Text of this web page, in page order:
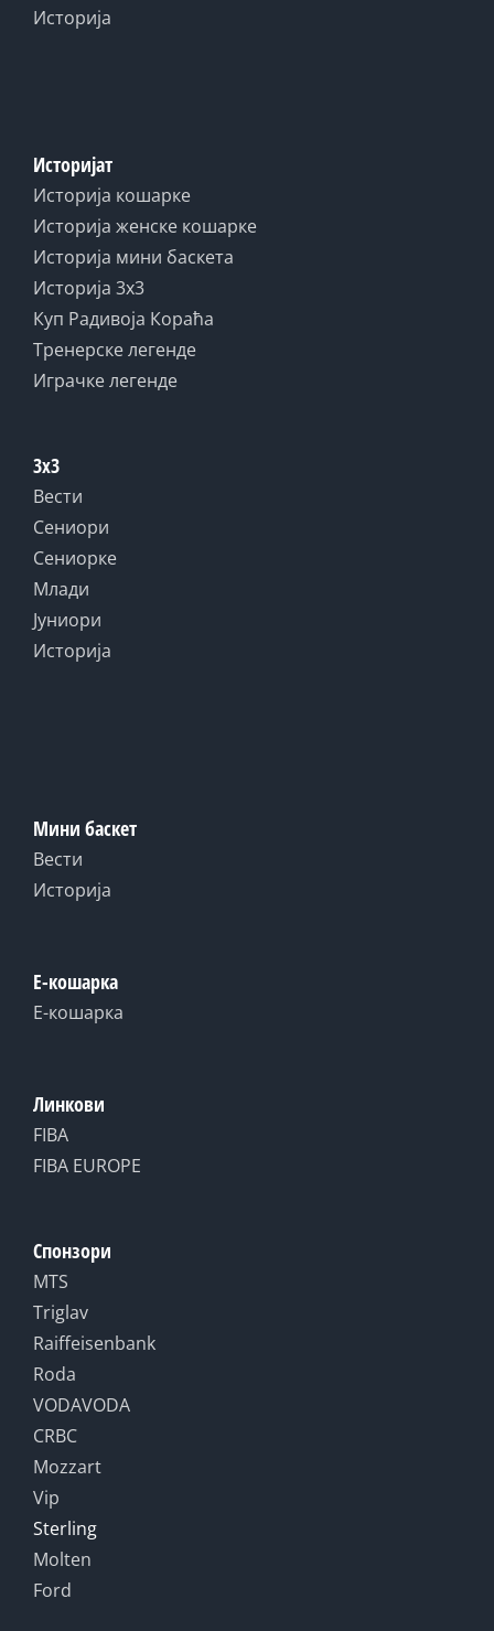
Историја
Историјат
Историја кошарке
Историја женске кошарке
Историја мини баскета
Историја 3x3
Куп Радивоја Кораћа
Тренерске легенде
Играчке легенде
3x3
Вести
Сениори
Сениорке
Млади
Јуниори
Историја
Мини баскет
Вести
Историја
Е-кошарка
Е-кошарка
Линкови
FIBA
FIBA EUROPE
Спонзори
MTS
Triglav
Raiffeisenbank
Roda
VODAVODA
CRBC
Mozzart
Vip
Sterling
Molten
Ford